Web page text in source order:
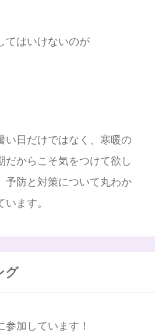
てはいけないのが
い日だけではなく、寒暖の
だからこそ気をつけて欲し
予防と対策について丸わか
ます。
グ
加しています！